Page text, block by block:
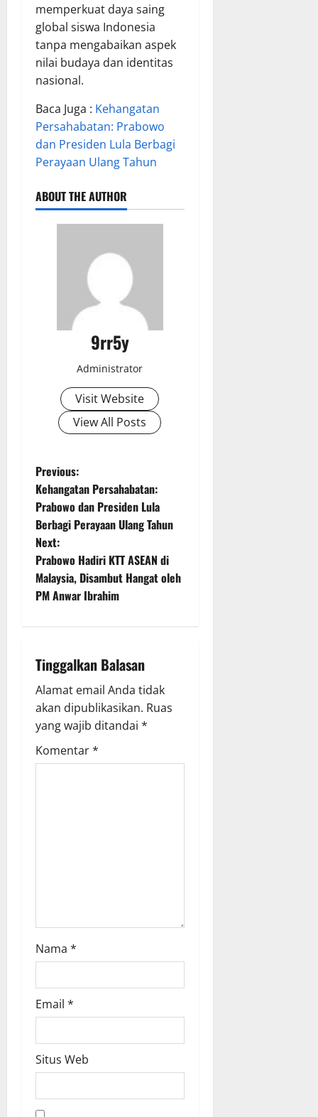
memperkuat daya saing
global siswa Indonesia
tanpa mengabaikan aspek
nilai budaya dan identitas
nasional.
Baca Juga : Kehangatan
Persahabatan: Prabowo
dan Presiden Lula Berbagi
Perayaan Ulang Tahun
ABOUT THE AUTHOR
9rr5y
Administrator
Visit Website
View All Posts
P
o
s
t
n
v
i
g
a
t
Previous:
Kehangatan Persahabatan:
Prabowo dan Presiden Lula
Berbagi Perayaan Ulang Tahun
Next:
Prabowo Hadiri KTT ASEAN di
Malaysia, Disambut Hangat oleh
PM Anwar Ibrahim
Tinggalkan Balasan
Alamat email Anda tidak
akan dipublikasikan. Ruas
yang wajib ditandai *
Komentar*
Nama *
Email *
Situs Web